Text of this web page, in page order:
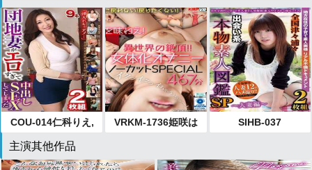
COU-014仁科りえ,
里美まゆ,真木今日
子,松永雪子,葵百合
香,真宮あや,夜空奈
VRKM-1736姫咲は
な,美園和花,松本い
かな（飯岡かな
SIHB-037
主演其他作品